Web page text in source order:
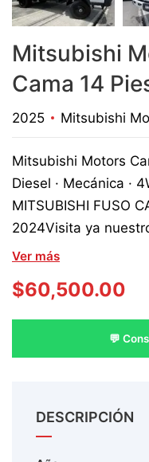
Mitsubishi
Cama 14
2025 Mitsubishi
Mitsubishi Motors
Diesel · Mecánica ·
MITSUBISHI FUSO
2024Visita ya
prueba de manejo
8171(809) 774-
1390(829) 816-
3917 — F i j o – C e
servicio a domicilio
Paga el inicial en
Ver más
$60,500.00
💬
DESCRIPCIÓN